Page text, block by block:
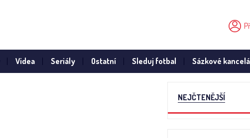
Videa Seriály Ostatní Sleduj fotbal Sázkové
NEJČTENĚJŠÍ